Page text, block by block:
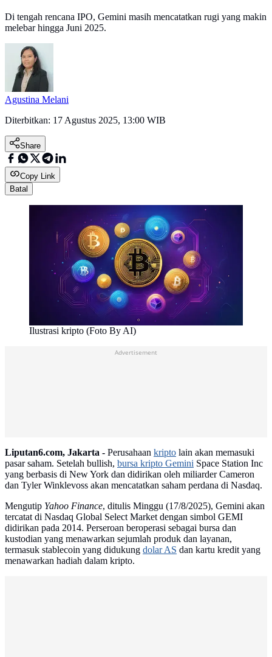
Di tengah rencana IPO, Gemini masih mencatatkan rugi yang makin
melebar hingga Juni 2025.
Agustina Melani
Diterbitkan: 17 Agustus 2025, 13:00 WIB
Share
Copy Link
Batal
Ilustrasi kripto (Foto By AI)
Liputan6.com, Jakarta - Perusahaan kripto lain akan memasuki
pasar saham. Setelah bullish, bursa kripto Gemini Space Station Inc
yang berbasis di New York dan didirikan oleh miliarder Cameron
dan Tyler Winklevoss akan mencatatkan saham perdana di Nasdaq.
Mengutip Yahoo Finance, ditulis Minggu (17/8/2025), Gemini akan
tercatat di Nasdaq Global Select Market dengan simbol GEMI
didirikan pada 2014. Perseroan beroperasi sebagai bursa dan
kustodian yang menawarkan sejumlah produk dan layanan,
termasuk stablecoin yang didukung dolar AS dan kartu kredit yang
menawarkan hadiah dalam kripto.